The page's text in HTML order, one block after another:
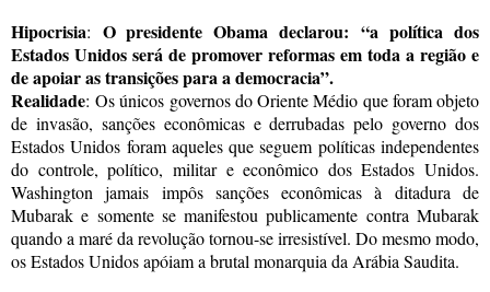
Hipocrisia: O presidente Obama declarou: “apolítica dos
Estados Unidos será de promover reformas em toda a região e
de apoiar as transições para a democracia”.
Realidade: Os únicos governos do Oriente Médio que foram objeto
de invasão, sanções econômicas e derrubadas pelo governo dos
Estados Unidos foram aqueles que seguem políticas independentes
do controle, político, militar e econômico dos Estados Unidos.
Washington jamais impôs sanções econômicas à ditadura de
Mubarak e somente se manifestou publicamente contra Mubarak
quando a maré da revolução tornou-se irresistível. Do mesmo modo,
os Estados Unidos apóiam a brutal monarquia da Arábia Saudita.